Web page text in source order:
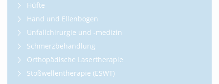
Hüfte
Hand und Ellenbogen
Unfallchirurgie und -medizin
Schmerzbehandlung
Orthopädische Lasertherapie
Stoßwellentherapie (ESWT)